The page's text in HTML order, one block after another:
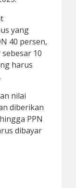
yang
40 persen,
10
harus
nilai
diberikan
PPN
dibayar